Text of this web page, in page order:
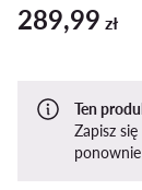
289,99 zł
289,99 zł
Ten
Zapisz